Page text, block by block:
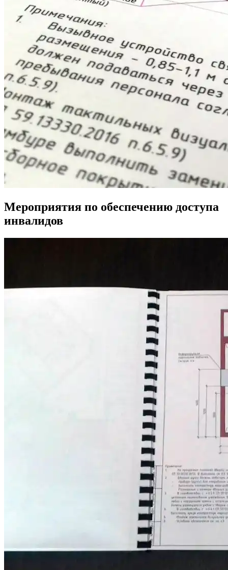
Мероприятия по обеспечению доступа
инвалидов